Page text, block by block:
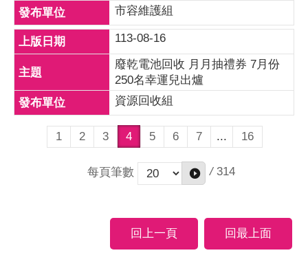
市容維護組
113-08-16
廢乾電池回收 月月抽禮券 7月份
250名幸運兒出爐
資源回收組
1 2 3 4 5 6 7 ... 16
每頁筆數 / 314
回上一頁 回最上面